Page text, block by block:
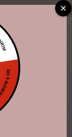
"Aynı gün